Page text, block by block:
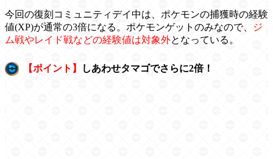
今回の復刻コミュニティデイ中は、ポケモンの捕獲時の経験
値(XP)が通常の3倍になる。ポケモンゲットのみなので、
ジ
ム戦やレイド戦などの経験値は対象外となっている。
【ポイント】 しあわせタマゴでさらに2倍！